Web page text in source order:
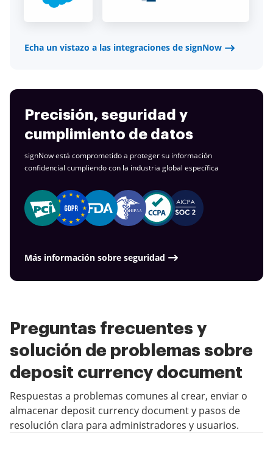
Echa un vistazo a las integraciones de signNow
Precisión, seguridad y
cumplimiento de datos
signNow está comprometido a proteger su información
confidencial cumpliendo con la industria global específica
Más información sobre seguridad
Preguntas frecuentes y
solución de problemas sobre
deposit currency document
Respuestas a problemas comunes al crear, enviar o
almacenar deposit currency document y pasos de
resolución clara para administradores y usuarios.